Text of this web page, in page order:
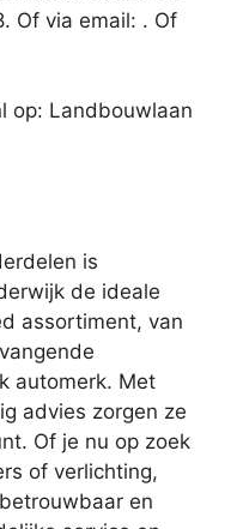
Of via email: . Of
op: Landbouwlaan
is
de ideale
assortiment, van
automerk. Met
advies zorgen ze
Of je nu op zoek
of verlichting,
en